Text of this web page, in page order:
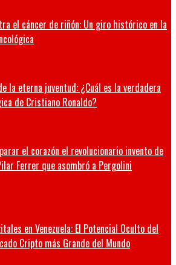
el cáncer de riñón: Un giro histórico en la
la eterna juventud: ¿Cuál es la verdadera
de Cristiano Ronaldo?
el corazón el revolucionario invento de
Ferrer que asombró a Pergolini
en Venezuela: El Potencial Oculto del
Cripto más Grande del Mundo